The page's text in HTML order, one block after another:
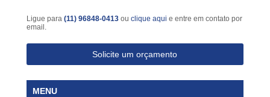
Ligue para (11) 96848-0413 ou clique aqui e entre em contato por
email.
Solicite um orçamento
MENU